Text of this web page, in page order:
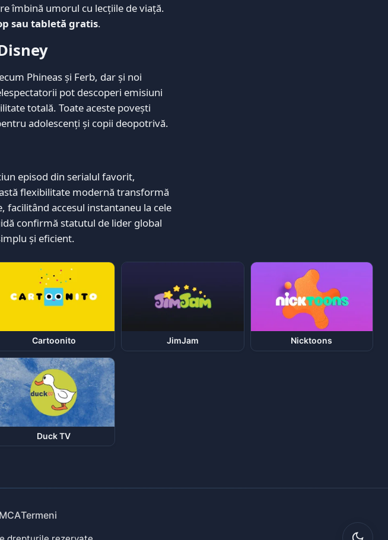
îmbină umorul cu lecțiile de viață.
sau tabletă gratis.
Phineas și Ferb, dar și noi
pot descoperi emisiuni
totală. Toate aceste povești
adolescenți și copii deopotrivă.
episod din serialul favorit,
flexibilitate modernă transformă
accesul instantaneu la cele
confirmă statutul de lider global
și eficient.
Cartoonito JimJam Nicktoons
Duck TV
Termeni